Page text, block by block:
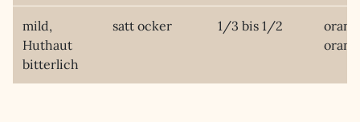
mild,
Huthaut
bitterlich
satt ocker 1/3 bis 1/2